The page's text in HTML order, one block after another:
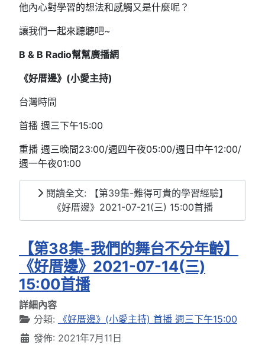
他內心對學習的想法和感觸又是什麼呢？
讓我們一起來聽聽吧~
B & B Radio幫幫廣播網
《好厝邊》(小愛主持)
台灣時間
首播 週三下午15:00
重播 週三晚間23:00/週四午夜05:00/週日中午12:00/
週一午夜01:00
閱讀全文: 【第39集-難得可貴的學習經驗】
《好厝邊》2021-07-21(三) 15:00首播
【第38集-我們的舞台不分年齡】
《好厝邊》2021-07-14(三)
15:00首播
詳細內容
分類:
《好厝邊》(小愛主持) 首播 週三下午15:00
發佈: 2021年7月11日